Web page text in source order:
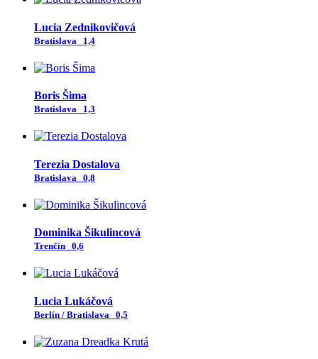
Lucia Zednikovičová
Bratislava 1,4
Boris Šima
Bratislava 1,3
Terezia Dostalova
Bratislava 0,8
Dominika Šikulincová
Trenčín 0,6
Lucia Lukáčová
Berlín / Bratislava 0,5